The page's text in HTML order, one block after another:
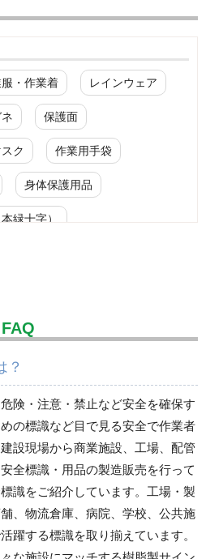
・作業着 レインウェア
保護面
ク 作業用手袋
身体保護用品
緑十字）
工事作業用品
クリーンルーム対策用品
救急医療品
ウイルス対策用品
腕章・リボン
？
険・注意・禁止など安全を確保す
の標識など目で見る安全で作業者
設現場から商業施設、工場、配管
全標識・用品の製造販売を行って
識をご紹介しています。工場・製
、物流倉庫、病院、学校、公共施
躍する標識を取り揃えています。